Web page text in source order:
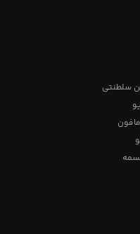
سلطنتی